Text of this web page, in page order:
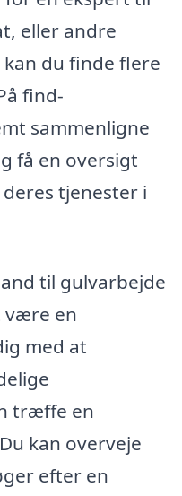
eller andre
du finde flere
find-
sammenligne
få en oversigt
tjenester i
til gulvarbejde
være en
med at
træffe en
kan overveje
efter en